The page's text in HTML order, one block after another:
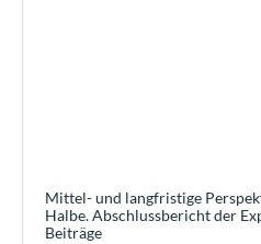
Mittel- und langfristige
Halbe. Abschlussbericht der
Beiträge